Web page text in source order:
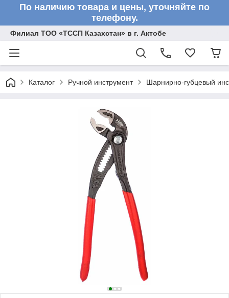
По наличию товара и цены, уточняйте по
телефону.
Филиал ТОО «ТССП Казахстан» в г. Актобе
Каталог Ручной инструмент Шарнирно-губцевый